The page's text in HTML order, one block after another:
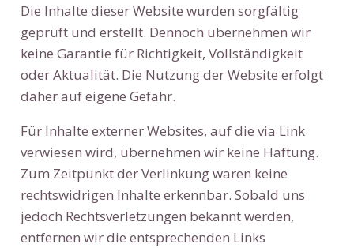
Die Inhalte dieser Website wurden sorgfältig
geprüft und erstellt. Dennoch übernehmen wir
keine Garantie für Richtigkeit, Vollständigkeit
oder Aktualität. Die Nutzung der Website erfolgt
daher auf eigene Gefahr.
Für Inhalte externer Websites, auf die via Link
verwiesen wird, übernehmen wir keine Haftung.
Zum Zeitpunkt der Verlinkung waren keine
rechtswidrigen Inhalte erkennbar. Sobald uns
jedoch Rechtsverletzungen bekannt werden,
entfernen wir die entsprechenden Links